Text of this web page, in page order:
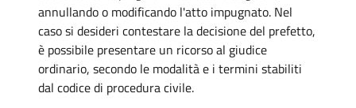
annullando o modificando l'atto impugnato. Nel
caso si desideri contestare la decisione del prefetto,
è possibile presentare un ricorso al giudice
ordinario, secondo le modalità e i termini stabiliti
dal codice di procedura civile.